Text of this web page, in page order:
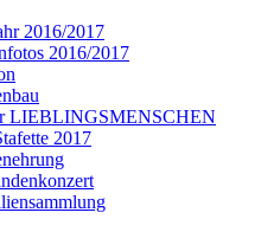
2016/2017
2016/2017
LIEBLINGSMENSCHEN
2017